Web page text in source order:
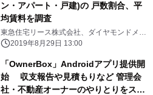
ン・アパート・戸建)の 戸数割合、平
均賃料を調査
東急住宅リース株式会社、ダイヤモンドメデ
ィア株式会社
2019年8月29日 13:00
「OwnerBox」Androidアプリ提供開
始 収支報告や見積もりなど 管理会
社・不動産オーナーのやりとりをスマ